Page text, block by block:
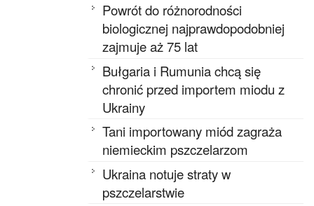
Powrót do różnorodności
biologicznej najprawdopodobniej
zajmuje aż 75 lat
Bułgaria i Rumunia chcą się
chronić przed importem miodu z
Ukrainy
Tani importowany miód zagraża
niemieckim pszczelarzom
Ukraina notuje straty w
pszczelarstwie